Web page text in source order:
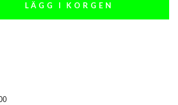
LÄGG I KORGEN